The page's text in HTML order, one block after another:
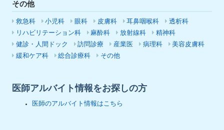
その他
救急科 小児科 眼科 皮膚科 耳鼻咽喉科
透析科
リハビリテーション科
麻酔科 放射線科
精神科
健診・人間ドック
訪問診療 産業医 病理科
美容皮膚科
緩和ケア科
総合診療科 その他
医師アルバイト情報をお探しの方
医師のアルバイト情報はこちら